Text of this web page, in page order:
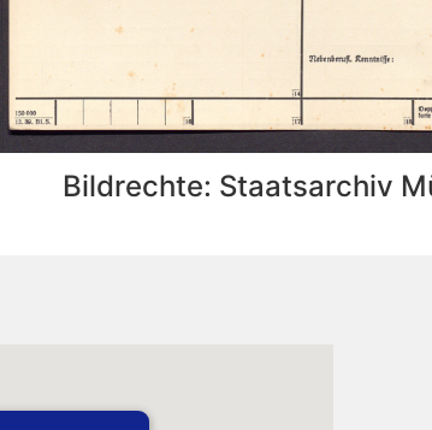
Bildrechte: Staatsarchiv